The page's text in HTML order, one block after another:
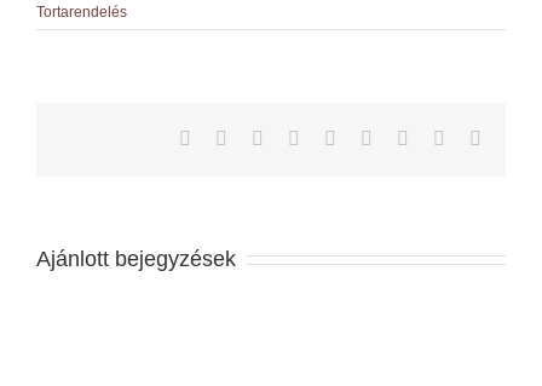
Tortarendelés
Facebook
TwitterLinkedIn
Reddit Whatsapp
TumblrPinterest
Ajánlott bejegyzések